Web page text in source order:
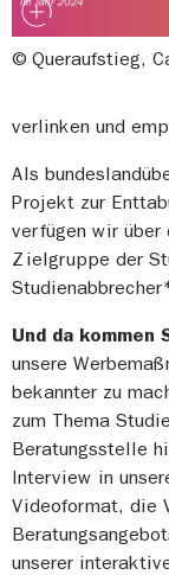
© Queraufstieg,
verlinken und
Als
Projekt zur
verfügen wir
Zielgruppe der
Und da kommen
unsere
bekannter zu
zum Thema
Beratungsstelle
Interview in
Videoformat, die
unserer